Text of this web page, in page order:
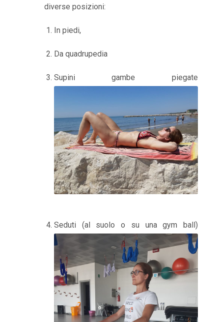
diverse posizioni:
In piedi,
Da quadrupedia
Supini gambe piegate
Seduti (al suolo o su una gym ball)